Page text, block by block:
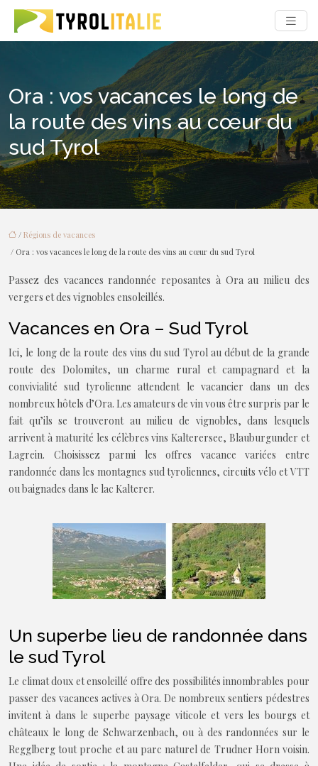
Ora : vos vacances le long de
la route des vins au cœur du
sud Tyrol
/ Régions de vacances
/ Ora : vos vacances le long de la route des vins au cœur du sud Tyrol
Passez des vacances randonnée reposantes à Ora au milieu des
vergers et des vignobles ensoleillés.
Vacances en Ora – Sud Tyrol
Ici, le long de la route des vins du sud Tyrol au début de la grande
route des Dolomites, un charme rural et campagnard et la
convivialité sud tyrolienne attendent le vacancier dans un des
nombreux hôtels d’Ora. Les amateurs de vin vous être surpris par le
fait qu’ils se trouveront au milieu de vignobles, dans lesquels
arrivent à maturité les célèbres vins Kalterersee, Blauburgunder et
Lagrein. Choisissez parmi les offres vacance variées entre
randonnée dans les montagnes sud tyroliennes, circuits vélo et VTT
ou baignades dans le lac Kalterer.
Un superbe lieu de randonnée dans
le sud Tyrol
Le climat doux et ensoleillé offre des possibilités innombrables pour
passer des vacances actives à Ora. De nombreux sentiers pédestres
invitent à dans le superbe paysage viticole et vers les bourgs et
châteaux le long de Schwarzenbach, ou à des randonnées sur le
Regglberg tout proche et au parc naturel de Trudner Horn voisin.